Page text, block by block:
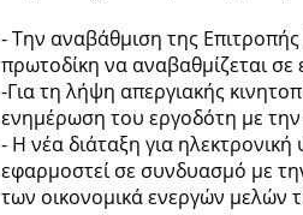
- Την αναβάθμιση της
πρωτοδίκη να αναβαθμίζεται σε
-Για τη λήψη απεργιακής
ενημέρωση του εργοδότη με
- Η νέα διάταξη για
εφαρμοστεί σε συνδυασμό με
των οικονομικά ενεργών μελών